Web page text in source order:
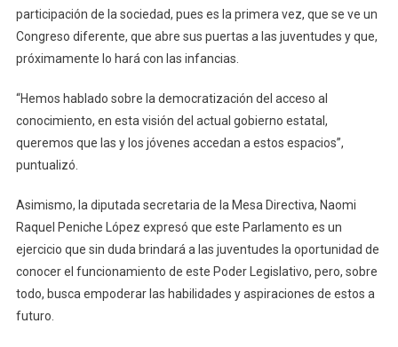
participación de la sociedad, pues es la primera vez, que se ve un
Congreso diferente, que abre sus puertas a las juventudes y que,
próximamente lo hará con las infancias.
“Hemos hablado sobre la democratización del acceso al
conocimiento, en esta visión del actual gobierno estatal,
queremos que las y los jóvenes accedan a estos espacios”,
puntualizó.
Asimismo, la diputada secretaria de la Mesa Directiva, Naomi
Raquel Peniche López expresó que este Parlamento es un
ejercicio que sin duda brindará a las juventudes la oportunidad de
conocer el funcionamiento de este Poder Legislativo, pero, sobre
todo, busca empoderar las habilidades y aspiraciones de estos a
futuro.